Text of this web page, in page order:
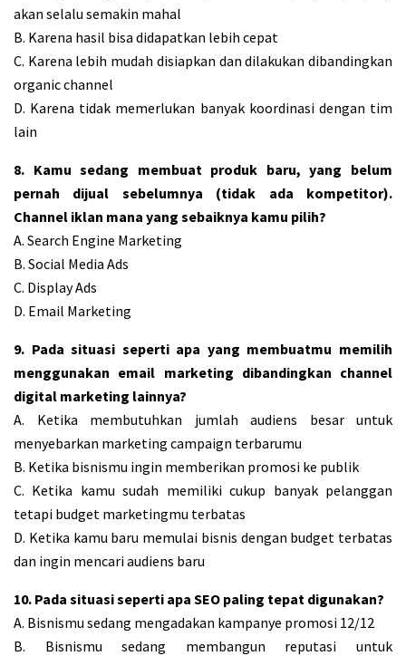
akan selalu semakin mahal
B. Karena hasil bisa didapatkan lebih cepat
C. Karena lebih mudah disiapkan dan dilakukan dibandingkan
organic channel
D. Karena tidak memerlukan banyak koordinasi dengan tim
lain
8. Kamu sedang membuat produk baru, yang belum
pernah dijual sebelumnya (tidak ada kompetitor).
Channel iklan mana yang sebaiknya kamu pilih?
A. Search Engine Marketing
B. Social Media Ads
C. Display Ads
D. Email Marketing
9. Pada situasi seperti apa yang membuatmu memilih
menggunakan email marketing dibandingkan channel
digital marketing lainnya?
A. Ketika membutuhkan jumlah audiens besar untuk
menyebarkan marketing campaign terbarumu
B. Ketika bisnismu ingin memberikan promosi ke publik
C. Ketika kamu sudah memiliki cukup banyak pelanggan
tetapi budget marketingmu terbatas
D. Ketika kamu baru memulai bisnis dengan budget terbatas
dan ingin mencari audiens baru
10. Pada situasi seperti apa SEO paling tepat digunakan?
A. Bisnismu sedang mengadakan kampanye promosi 12/12
B. Bisnismu sedang membangun reputasi untuk